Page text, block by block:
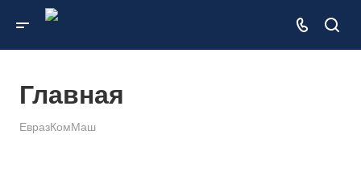
Главная
ЕвразКомМаш